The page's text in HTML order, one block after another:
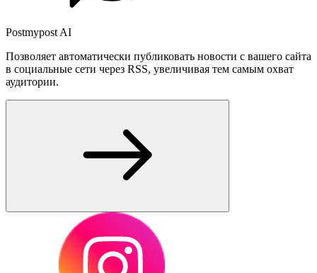
Postmypost AI
Позволяет автоматически публиковать новости с вашего сайта
в социальные сети через RSS, увеличивая тем самым охват
аудитории.